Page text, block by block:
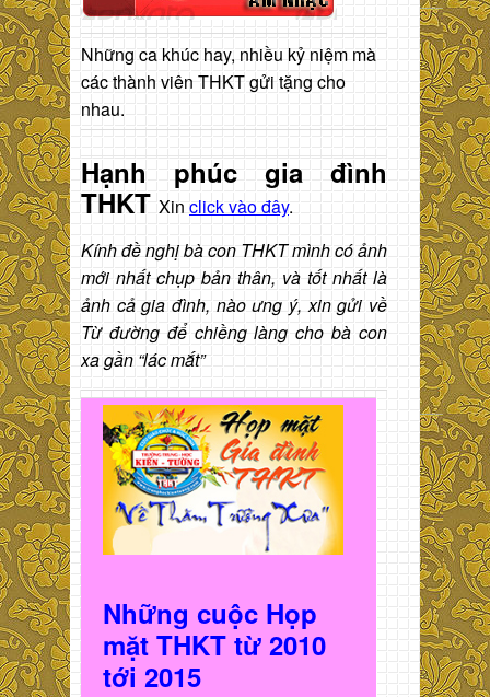
Những ca khúc hay, nhiều kỷ niệm mà
các thành viên THKT gửi tặng cho
nhau.
Hạnh phúc gia đình
THKT Xin click vào đây.
Kính đề nghị bà con THKT mình có ảnh
mới nhất chụp bản thân, và tốt nhất là
ảnh cả gia đình, nào ưng ý, xin gửi về
Từ đường để chiềng làng cho bà con
xa gần “lác mắt”
Những cuộc Họp
mặt THKT từ 2010
tới 2015